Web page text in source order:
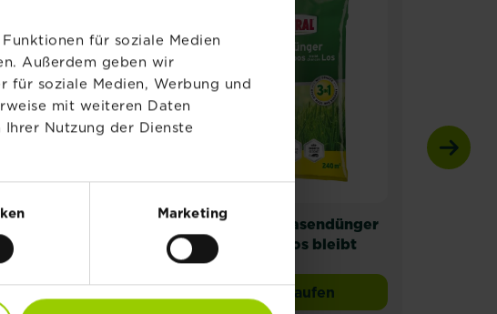
für soziale Medien
Außerdem geben wir
für soziale Medien, Werbung und
mit weiteren Daten
Nutzung der Dienste
Marketing
PREMIUM
kaufen
SUBSTRAL RASENDÜNGER PREMIUM 3 in 1 KOMPLETT
SUBSTRAL
Rasendünger
Unkraut & Moos bleibt
chancenLOS
Jetzt kaufenSUBSTRAL® Rasendünger